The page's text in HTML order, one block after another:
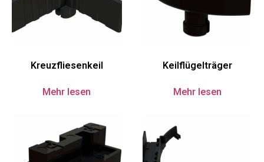
Kreuzfliesenkeil
Mehr lesen
Keilflügelträger
Mehr lesen